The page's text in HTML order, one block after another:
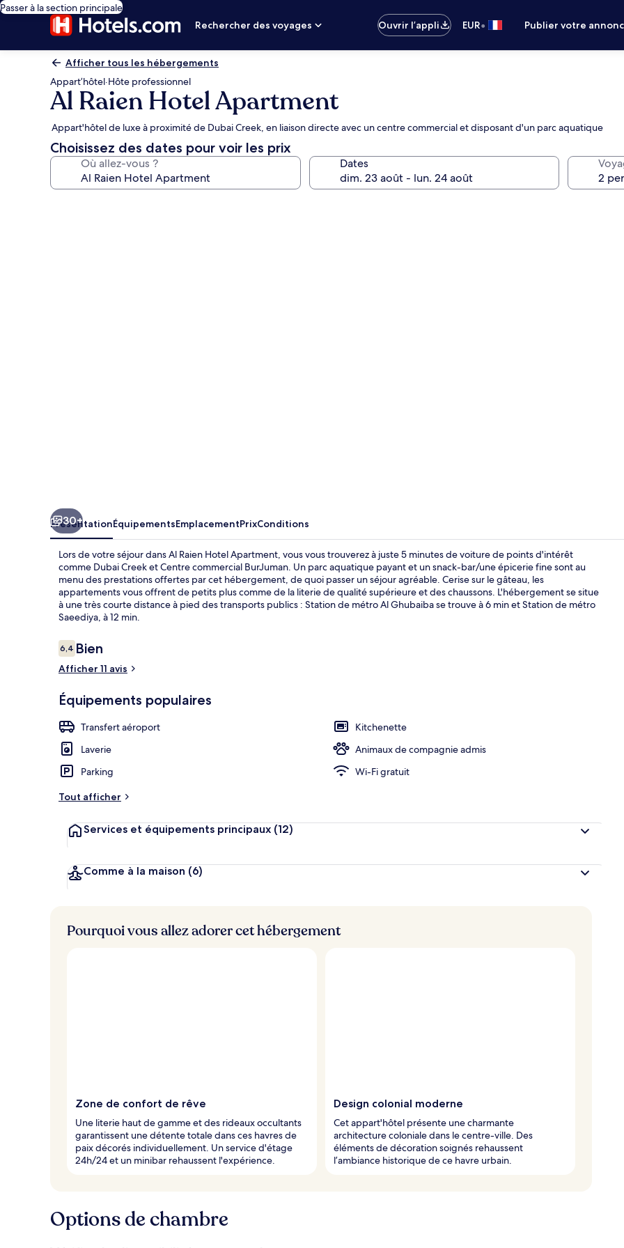
Passer à la section principale
Rechercher des voyages
Ouvrir l’appli EUR• Publier votre
Afficher tous les hébergements
Appart’hôtel·Hôte professionnel
Al Raien Hotel Apartment
Appart'hôtel de luxe à proximité de Dubai Creek, en liaison directe avec un centre commercial et disposant d'un parc aquatique
Choisissez des dates pour voir les prix
Où allez-vous ? Dates
Literie de
30+
PrésentationÉquipementsEmplacementPrixConditions
Lors de votre séjour dans Al Raien Hotel Apartment, vous vous trouverez à juste 5 minutes de voiture de points d'intérêt
comme Dubai Creek et Centre commercial BurJuman. Un parc aquatique payant et un snack-bar/une épicerie fine sont au
menu des prestations offertes par cet hébergement, de quoi passer un séjour agréable. Cerise sur le gâteau, les
appartements vous offrent de petits plus comme de la literie de qualité supérieure et des chaussons. L'hébergement se situe
à une très courte distance à pied des transports publics : Station de métro Al Ghubaiba se trouve à 6 min et Station de métro
Saeediya, à 12 min.
Avis
voyageurs
6,46,4 sur 10
Bien
Afficher 11 avis
Équipements populaires
Transfert aéroport
Kitchenette
Laverie
Animaux de compagnie admis
Parking
Wi-Fi gratuit
Tout afficher
Services et équipements principaux (12)
Comme à la maison (6)
Pourquoi vous allez adorer cet hébergement
Zone de confort de rêve
Une literie haut de gamme et des rideaux occultants
garantissent une détente totale dans ces havres de
paix décorés individuellement. Un service d'étage
24h/24 et un minibar rehaussent l'expérience.
Design colonial moderne
Cet appart'hôtel présente une charmante
architecture coloniale dans le centre-ville. Des
éléments de décoration soignés rehaussent
l’ambiance historique de ce havre urbain.
Options de chambre